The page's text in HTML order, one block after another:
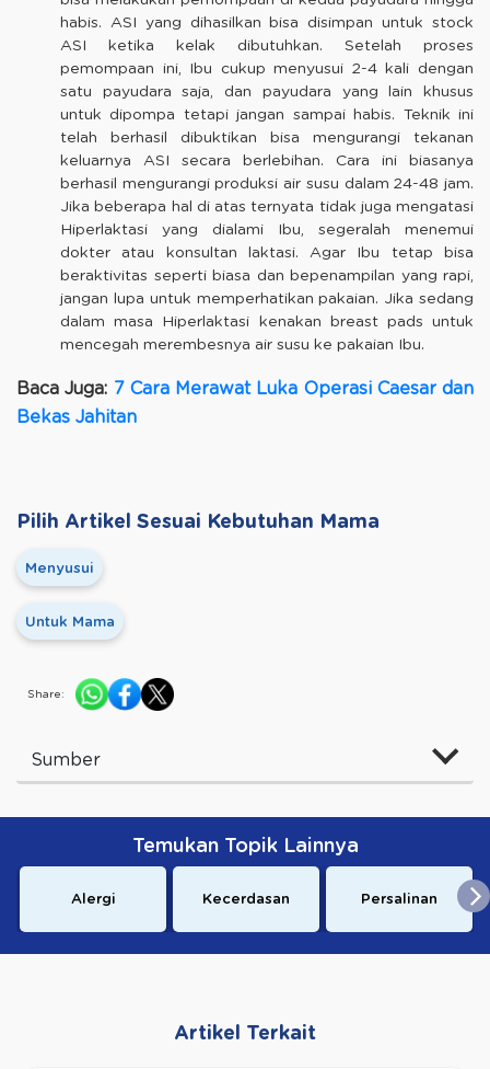
habis. ASI yang dihasilkan bisa disimpan untuk stock
ASI ketika kelak dibutuhkan. Setelah proses
pemompaan ini, Ibu cukup menyusui 2-4 kali dengan
satu payudara saja, dan payudara yang lain khusus
untuk dipompa tetapi jangan sampai habis. Teknik ini
telah berhasil dibuktikan bisa mengurangi tekanan
keluarnya ASI secara berlebihan. Cara ini biasanya
berhasil mengurangi produksi air susu dalam 24-48 jam.
Jika beberapa hal di atas ternyata tidak juga mengatasi
Hiperlaktasi yang dialami Ibu, segeralah menemui
dokter atau konsultan laktasi. Agar Ibu tetap bisa
beraktivitas seperti biasa dan bepenampilan yang rapi,
jangan lupa untuk memperhatikan pakaian. Jika sedang
dalam masa Hiperlaktasi kenakan breast pads untuk
mencegah merembesnya air susu ke pakaian Ibu.
Baca Juga: 7 Cara Merawat Luka Operasi Caesar dan
Bekas Jahitan
Pilih Artikel Sesuai Kebutuhan Mama
Menyusui
Untuk Mama
Share:
Sumber
Temukan Topik Lainnya
Alergi Kecerdasan Persalinan
Artikel Terkait